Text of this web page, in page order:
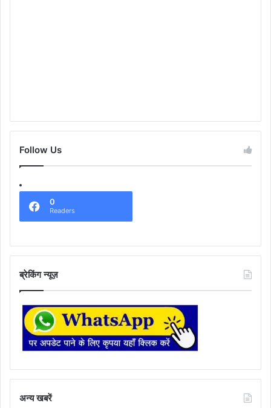
Follow Us
0
Readers
ब्रेकिंग न्यूज़
अन्‍य खबरें